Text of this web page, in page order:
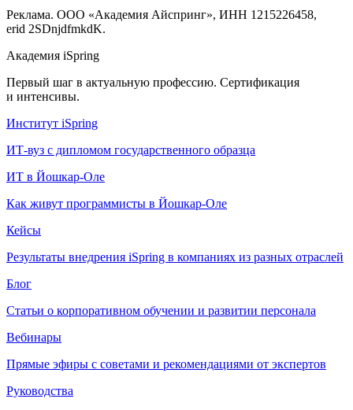
Реклама. ООО «Академия Айспринг», ИНН 1215226458,
erid 2SDnjdfmkdK.
Академия iSpring
Первый шаг в актуальную профессию. Сертификация
и интенсивы.
Институт iSpring
ИТ-вуз с дипломом государственного образца
ИТ в Йошкар-Оле
Как живут программисты в Йошкар‑Оле
Кейсы
Результаты внедрения iSpring в компаниях из разных отраслей
Блог
Статьи о корпоративном обучении и развитии персонала
Вебинары
Прямые эфиры с советами и рекомендациями от экспертов
Руководства